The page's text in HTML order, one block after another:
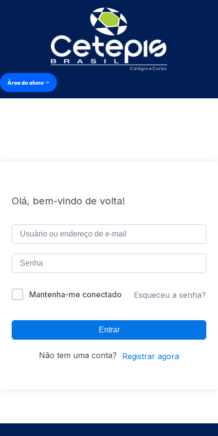
Área do aluno
Olá, bem-vindo de volta!
Mantenha-me conectado Esqueceu a senha?
Entrar
Não tem uma conta? Registrar agora